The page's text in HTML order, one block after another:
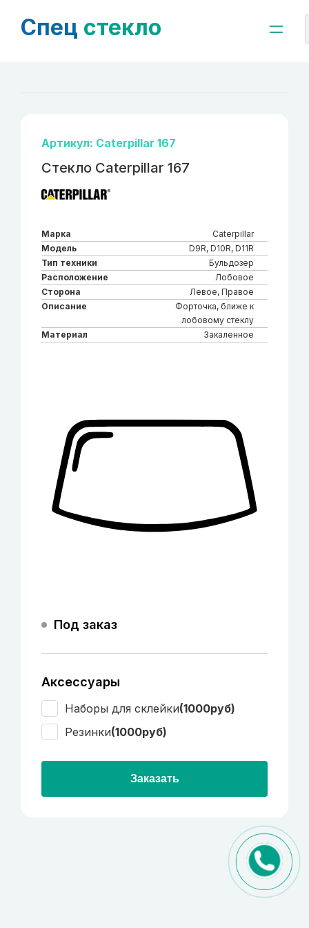
Спец стекло
Артикул: Caterpillar 167
Стекло Caterpillar 167
Марка
Caterpillar
Модель
D9R, D10R, D11R
Тип техники
Бульдозер
Расположение
Лобовое
Сторона
Левое, Правое
Описание
Форточка, ближе к
лобовому стеклу
Материал
Закаленное
Под заказ
Аксессуары
Наборы для склейки(1000руб)
Резинки(1000руб)
Заказать